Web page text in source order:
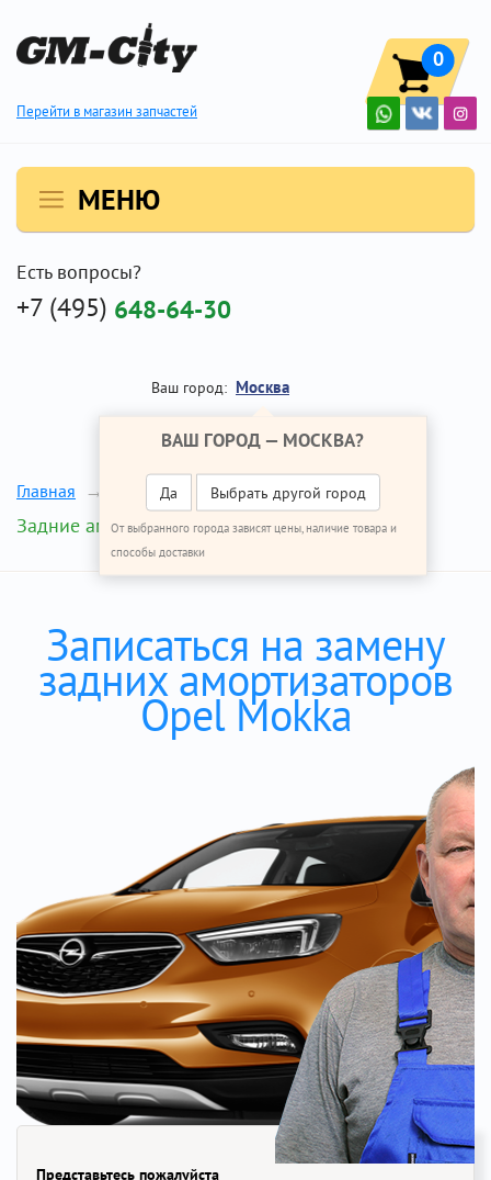
Перейти в магазин запчастей
0
МЕНЮ
Есть вопросы?
+7 (495) 648-64-30
Ваш город: Москва
ВАШ ГОРОД — МОСКВА?
Да Выбрать другой город
От выбранного города зависят цены, наличие товара и
способы доставки
Главная Ремонт Опель Мокка
Задние амортизаторы
Записаться на замену
задних амортизаторов
Opel Mokka
Представьтесь пожалуйста